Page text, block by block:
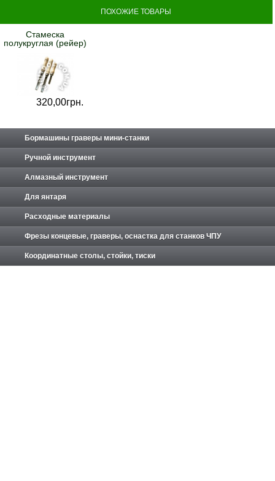
ПОХОЖИЕ ТОВАРЫ
Стамеска
полукруглая (рейер)
320,00грн.
Бормашины граверы мини-станки
Ручной инструмент
Алмазный инструмент
Для янтаря
Расходные материалы
Фрезы концевые, граверы, оснастка для станков ЧПУ
Координатные столы, стойки, тиски